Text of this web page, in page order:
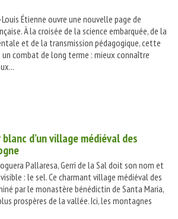
Louis Étienne ouvre une nouvelle page de
À la croisée de la science embarquée, de la
et de la transmission pédagogique, cette
un combat de long terme : mieux connaître
d’un village médiéval des
Pallaresa, Gerri de la Sal doit son nom et
: le sel. Ce charmant village médiéval des
par le monastère bénédictin de Santa Maria,
prospères de la vallée. Ici, les montagnes